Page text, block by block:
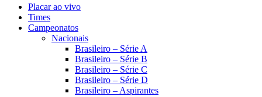
Placar ao vivo
Times
Campeonatos
Nacionais
Brasileiro – Série A
Brasileiro – Série B
Brasileiro – Série C
Brasileiro – Série D
Brasileiro – Aspirantes